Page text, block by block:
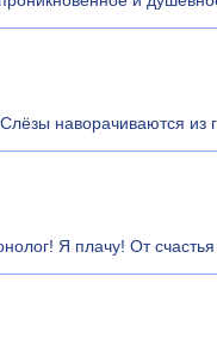
наворачиваются из
Я плачу! От